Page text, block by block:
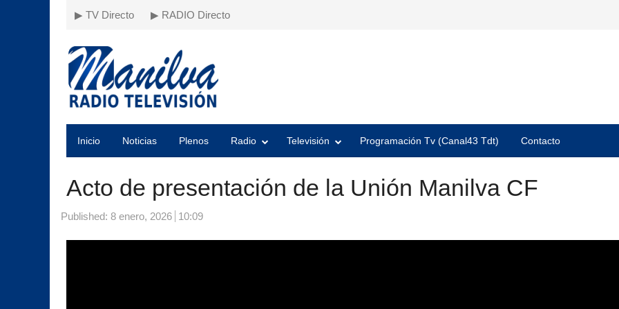
▶ TV Directo ▶ RADIO Directo
Inicio Noticias Plenos Radio Televisión Programación Tv (Canal43 Tdt) Contacto
Acto de presentación de la Unión Manilva CF
Published: 8 enero, 2026 10:09